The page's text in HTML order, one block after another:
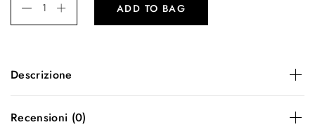
ADD TO BAG
Descrizione
of Vitamins C and E to gently nourish and protect the
Recensioni (0)